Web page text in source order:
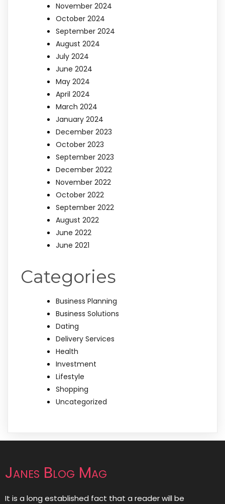
November 2024
October 2024
September 2024
August 2024
July 2024
June 2024
May 2024
April 2024
March 2024
January 2024
December 2023
October 2023
September 2023
December 2022
November 2022
October 2022
September 2022
August 2022
June 2022
June 2021
Categories
Business Planning
Business Solutions
Dating
Delivery Services
Health
Investment
Lifestyle
Shopping
Uncategorized
Janes Blog Mag
It is a long established fact that a reader will be